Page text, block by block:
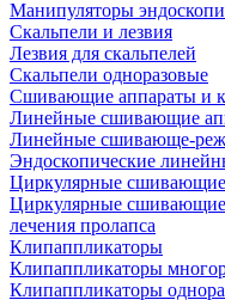
Манипуляторы
Скальпели и лезвия
Лезвия для скальпелей
Скальпели одноразовые
Сшивающие аппараты и
Линейные сшивающие
Линейные сшивающе-
Эндоскопические
Циркулярные
Циркулярные сшивающие
лечения пролапса
Клипаппликаторы
Клипаппликаторы
Клипаппликаторы